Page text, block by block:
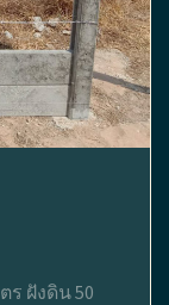
ร ฝังดิน 50